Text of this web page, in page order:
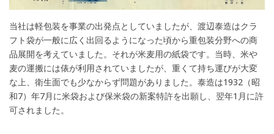
当社は軽包装を事業の出発点としていましたが、渡辺泰造はクラ
フト袋が一般に広く出回るようになった頃から重包装分野への商
品展開を考えていました。それが米麦用の紙袋です。当時、米や
麦の運搬には俵が利用されていましたが、重くて持ち運びが大変
な上、衛生面でも少なからず問題がありました。泰造は1932（昭
和7）年7月に米袋および保米袋の新案特許を出願し、翌年1月に許
可されました。